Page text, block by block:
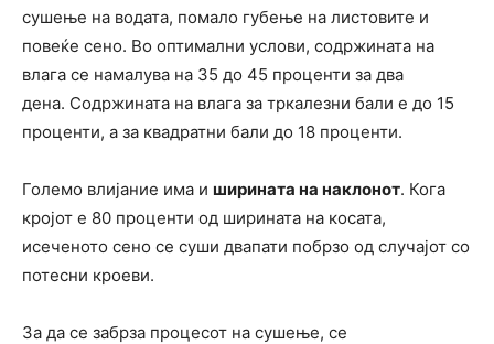
сушење на водата, помало губење на листовите и
повеќе сено. Во оптимални услови, содржината на
влага се намалува на 35 до 45 проценти за два
дена. Содржината на влага за тркалезни бали е до 15
проценти, а за квадратни бали до 18 проценти.
Големо влијание има и ширината на наклонот. Кога
кројот е 80 проценти од ширината на косата,
исеченото сено се суши двапати побрзо од случајот со
потесни кроеви.
За да се забрза процесот на сушење, се